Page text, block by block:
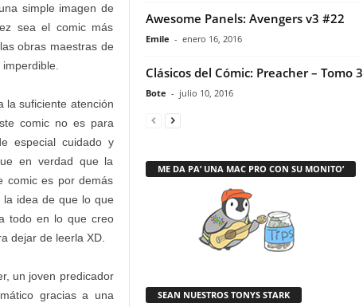
simple imagen de
sea el comic más
obras maestras de
la suficiente atención
comic no es para
especial cuidado y
en verdad que la
comic es por demás
la idea de que lo que
todo en lo que creo
dejar de leerla XD.
un joven predicador
gracias a una
Awesome Panels: Avengers v3 #22
Emile - enero 16, 2016
Clásicos del Cómic: Preacher – Tomo 3
Bote - julio 10, 2016
ME DA PA’ UNA MAC PRO CON SU MONITO’
SEAN NUESTROS TONYS STARK